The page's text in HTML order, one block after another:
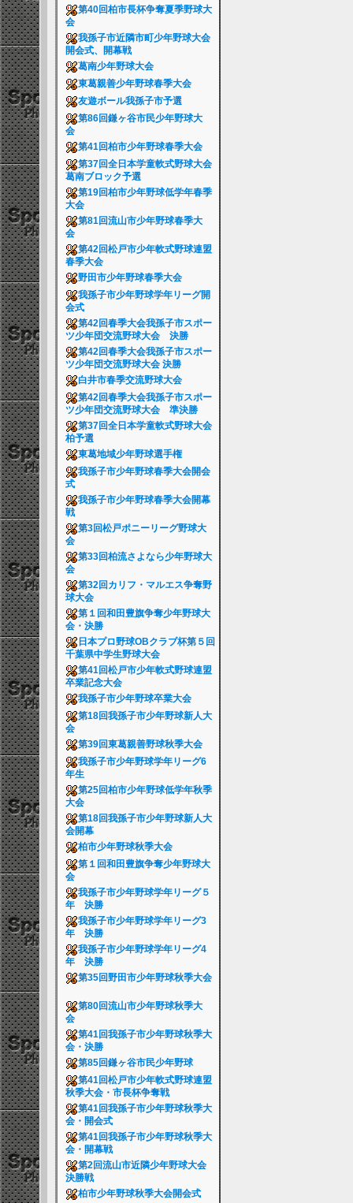
第40回柏市長杯争奪夏季野球大
会
我孫子市近隣市町少年野球大会
開会式、開幕戦
葛南少年野球大会
東葛親善少年野球春季大会
友遊ボール我孫子市予選
第86回鎌ヶ谷市民少年野球大
会
第41回柏市少年野球春季大会
第37回全日本学童軟式野球大会
葛南ブロック予選
第19回柏市少年野球低学年春季
大会
第81回流山市少年野球春季大
会
第42回松戸市少年軟式野球連盟
春季大会
野田市少年野球春季大会
我孫子市少年野球学年リーグ開
会式
第42回春季大会我孫子市スポー
ツ少年団交流野球大会 決勝
第42回春季大会我孫子市スポー
ツ少年団交流野球大会 決勝
白井市春季交流野球大会
第42回春季大会我孫子市スポー
ツ少年団交流野球大会 準決勝
第37回全日本学童軟式野球大会
柏予選
東葛地域少年野球選手権
我孫子市少年野球春季大会開会
式
我孫子市少年野球春季大会開幕
戦
第3回松戸ポニーリーグ野球大
会
第33回柏流さよなら少年野球大
会
第32回カリフ・マルエス争奪野
球大会
第１回和田豊旗争奪少年野球大
会・決勝
日本プロ野球OBクラブ杯第５回
千葉県中学生野球大会
第41回松戸市少年軟式野球連盟
卒業記念大会
我孫子市少年野球卒業大会
第18回我孫子市少年野球新人大
会
第39回東葛親善野球秋季大会
我孫子市少年野球学年リーグ6
年生
第25回柏市少年野球低学年秋季
大会
第18回我孫子市少年野球新人大
会開幕
柏市少年野球秋季大会
第１回和田豊旗争奪少年野球大
会
我孫子市少年野球学年リーグ５
年 決勝
我孫子市少年野球学年リーグ3
年 決勝
我孫子市少年野球学年リーグ4
年 決勝
第35回野田市少年野球秋季大会
第80回流山市少年野球秋季大
会
第41回我孫子市少年野球秋季大
会・決勝
第85回鎌ヶ谷市民少年野球
第41回松戸市少年軟式野球連盟
秋季大会・市長杯争奪戦
第41回我孫子市少年野球秋季大
会・開会式
第41回我孫子市少年野球秋季大
会・開幕戦
第2回流山市近隣少年野球大会
決勝戦
柏市少年野球秋季大会開会式